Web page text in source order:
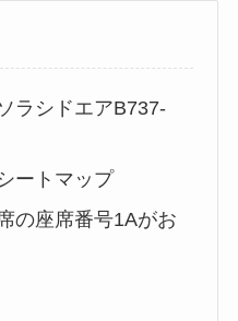
ラシドエアB737-
ートマップ
の座席番号1Aがお